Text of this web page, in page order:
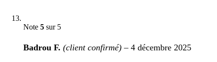
Note 5 sur 5
Badrou F. (client confirmé) – 4 décembre 2025